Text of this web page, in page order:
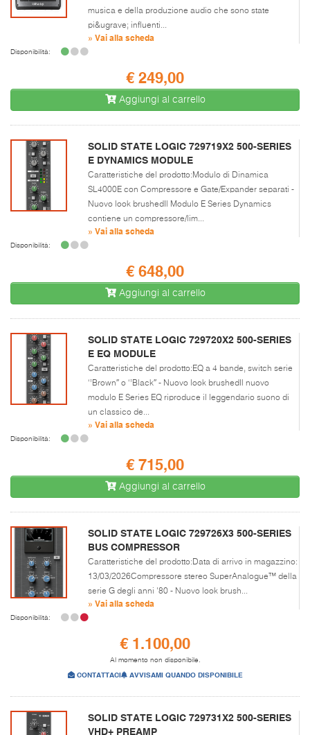
musica e della produzione audio che sono state
pi&ugrave; influenti...
» Vai alla scheda
Disponibilità:
€ 249,00
Aggiungi al carrello
SOLID STATE LOGIC 729719X2 500-SERIES
E DYNAMICS MODULE
Caratteristiche del prodotto:Modulo di Dinamica
SL4000E con Compressore e Gate/Expander separati -
Nuovo look brushedIl Modulo E Series Dynamics
contiene un compressore/lim...
» Vai alla scheda
Disponibilità:
€ 648,00
Aggiungi al carrello
SOLID STATE LOGIC 729720X2 500-SERIES
E EQ MODULE
Caratteristiche del prodotto:EQ a 4 bande, switch serie
‘’Brown″ o ‘’Black″ - Nuovo look brushedIl nuovo
modulo E Series EQ riproduce il leggendario suono di
un classico de...
» Vai alla scheda
Disponibilità:
€ 715,00
Aggiungi al carrello
SOLID STATE LOGIC 729726X3 500-SERIES
BUS COMPRESSOR
Caratteristiche del prodotto:Data di arrivo in magazzino:
13/03/2026Compressore stereo SuperAnalogue™ della
serie G degli anni '80 - Nuovo look brush...
» Vai alla scheda
Disponibilità:
€ 1.100,00
Al momento non disponibile.
CONTATTACI AVVISAMI QUANDO DISPONIBILE
SOLID STATE LOGIC 729731X2 500-SERIES
VHD+ PREAMP